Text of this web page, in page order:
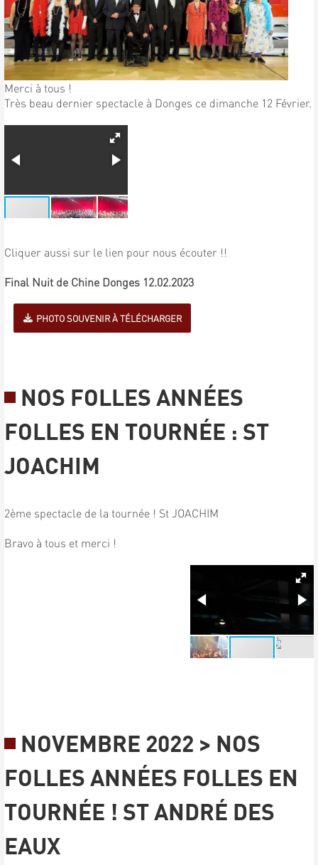
Merci à tous !
Très beau dernier spectacle à Donges ce dimanche 12 Février.
Cliquer aussi sur le lien pour nous écouter !!
Final Nuit de Chine Donges 12.02.2023
PHOTO SOUVENIR À TÉLÉCHARGER
NOS FOLLES ANNÉES
FOLLES EN TOURNÉE : ST
JOACHIM
2ème spectacle de la tournée ! St JOACHIM
Bravo à tous et merci !
NOVEMBRE 2022 > NOS
FOLLES ANNÉES FOLLES EN
TOURNÉE ! ST ANDRÉ DES
EAUX